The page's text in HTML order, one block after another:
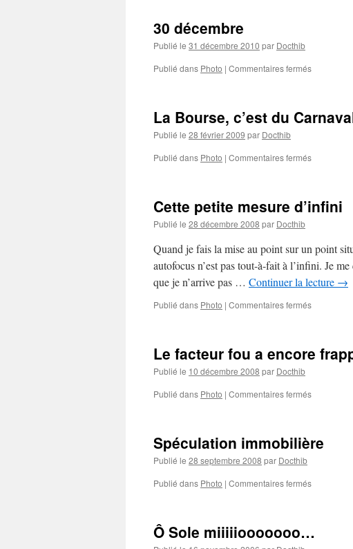
30 décembre
Publié le 31 décembre 2010 par Docthib
Publié dans Photo | Commentaires ferméssur
La Bourse, c’est du
Publié le 28 février 2009 par Docthib
Publié dans Photo | Commentaires ferméssur
du
Cette petite mesure d’infini
Publié le 28 décembre 2008 par Docthib
Quand je fais la mise au point sur un point
autofocus n’est pas tout-à-fait à l’infini. Je
que je n’arrive pas … Continuer la lecture →
Publié dans Photo | Commentaires ferméssur
d’infini
Le facteur fou a encore
Publié le 10 décembre 2008 par Docthib
Publié dans Photo | Commentaires ferméssur
a
Spéculation immobilière
Publié le 28 septembre 2008 par Docthib
Publié dans Photo | Commentaires ferméssur
Ô Sole miiiiiooooooo…